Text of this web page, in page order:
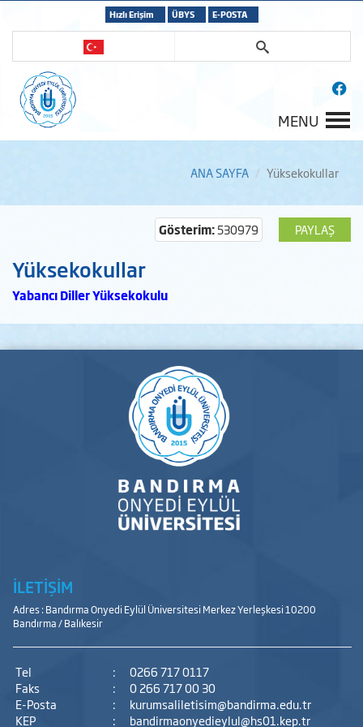
Hızlı Erişim ÜBYS E-POSTA
MENU
ANA SAYFA Yüksekokullar
PAYLAŞ
Gösterim:530979
Yüksekokullar
Yabancı Diller Yüksekokulu
İLETİŞİM
Adres : Bandırma Onyedi Eylül Üniversitesi Merkez Yerleşkesi 10200
Bandırma / Balıkesir
Tel :
0266 717 0117
Faks
:
0 266 717 00 30
E-Posta
:
kurumsaliletisim@bandirma.edu.tr
KEP
: bandirmaonyedieylul@hs01.kep.tr